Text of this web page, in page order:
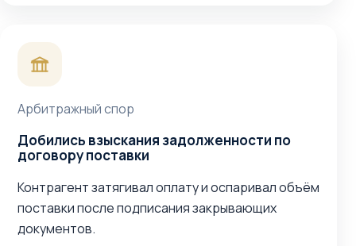
Арбитражный спор
Добились взыскания задолженности по
договору поставки
Контрагент затягивал оплату и оспаривал объём
поставки после подписания закрывающих
документов.